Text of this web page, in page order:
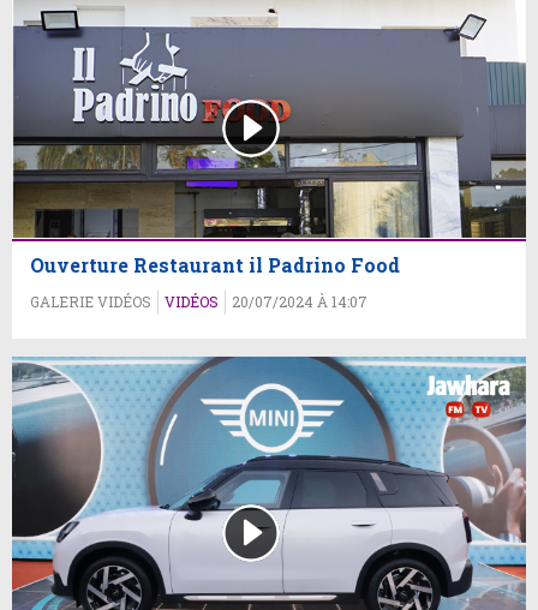
Ouverture Restaurant il Padrino Food
GALERIE VIDÉOS VIDÉOS 20/07/2024 À 14:07